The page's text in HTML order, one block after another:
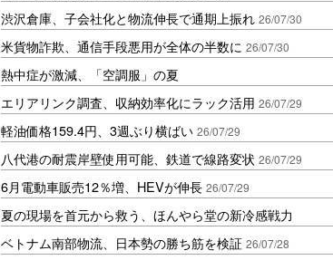
渋沢倉庫、子会社化と物流伸長で通期上振れ 26/07/30
米貨物詐欺、通信手段悪用が全体の半数に 26/07/30
熱中症が激減、「空調服」の夏
エリアリンク調査、収納効率化にラック活用 26/07/29
軽油価格159.4円、3週ぶり横ばい 26/07/29
八代港の耐震岸壁使用可能、鉄道で線路変状 26/07/29
6月電動車販売12％増、HEVが伸長 26/07/29
夏の現場を首元から救う、ほんやら堂の新冷感戦力
ベトナム南部物流、日本勢の勝ち筋を検証 26/07/28